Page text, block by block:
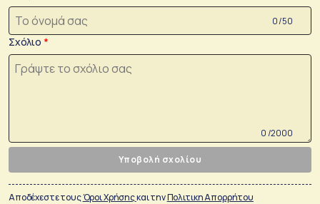
0 /50
Σχόλιο
0 /2000
Υποβολή σχολίου
Αποδέχεστε τουςΌροι Χρήσηςκαι τηνΠολιτικη Απορρήτου